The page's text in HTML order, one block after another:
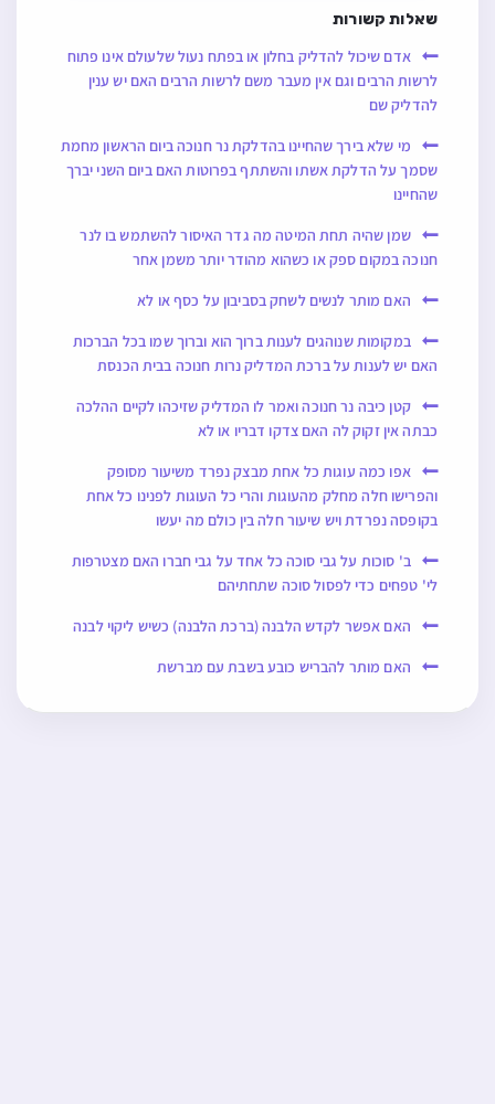
שאלות קשורות
אדם שיכול להדליק בחלון או בפתח נעול שלעולם אינו פתוח
לרשות הרבים וגם אין מעבר משם לרשות הרבים האם יש ענין
להדליק שם
מי שלא בירך שהחיינו בהדלקת נר חנוכה ביום הראשון מחמת
שסמך על הדלקת אשתו והשתתף בפרוטות האם ביום השני יברך
שהחיינו
שמן שהיה תחת המיטה מה גדר האיסור להשתמש בו לנר
חנוכה במקום ספק או כשהוא מהודר יותר משמן אחר
האם מותר לנשים לשחק בסביבון על כסף או לא
במקומות שנוהגים לענות ברוך הוא וברוך שמו בכל הברכות
האם יש לענות על ברכת המדליק נרות חנוכה בבית הכנסת
קטן כיבה נר חנוכה ואמר לו המדליק שזיכהו לקיים ההלכה
כבתה אין זקוק לה האם צדקו דבריו או לא
אפו כמה עוגות כל אחת מבצק נפרד משיעור מסופק
והפרישו חלה מחלק מהעוגות והרי כל העוגות לפנינו כל אחת
בקופסה נפרדת ויש שיעור חלה בין כולם מה יעשו
ב' סוכות על גבי סוכה כל אחד על גבי חברו האם מצטרפות
לי' טפחים כדי לפסול סוכה שתחתיהם
האם אפשר לקדש הלבנה (ברכת הלבנה) כשיש ליקוי לבנה
האם מותר להבריש כובע בשבת עם מברשת